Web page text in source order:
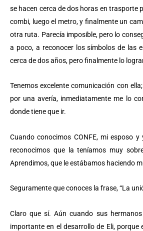
se hacen cerca de dos horas en trasporte
combi, luego el metro, y finalmente un
otra ruta. Parecía imposible, pero lo
a poco, a reconocer los símbolos de las
cerca de dos años, pero finalmente lo
Tenemos excelente comunicación con
por una avería, inmediatamente me lo
donde tiene que ir.
Cuando conocimos CONFE, mi esposo
reconocimos que la teníamos muy
Aprendimos, que le estábamos haciendo
Seguramente que conoces la frase, “La
Claro que sí. Aún cuando sus
importante en el desarrollo de Eli,